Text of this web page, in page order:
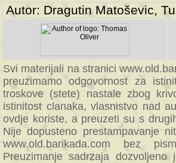
Autor: Dragutin Matoševic,
Svi materijali na stranici
preuzimamo odgovornost za
troskove (stete) nastale zbog
istinitost clanaka, vlasnistvo nad
ovdje koriste, a preuzeti su s
Nije dopusteno prestampavanje
www.old.barikada.com bez
Preuzimanje sadrzaja